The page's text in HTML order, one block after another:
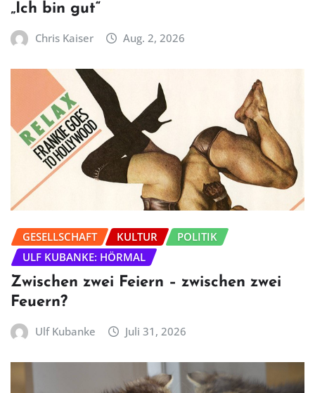
„Ich bin gut“
Chris Kaiser Aug. 2, 2026
GESELLSCHAFT KULTUR
POLITIK
ULF KUBANKE: HÖRMAL
Zwischen zwei Feiern – zwischen zwei
Feuern?
Ulf Kubanke Juli 31, 2026